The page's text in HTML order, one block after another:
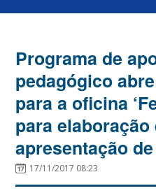
Programa de
pedagógico
para a oficina
para elaboração
apresentação
17/11/2017 08:23